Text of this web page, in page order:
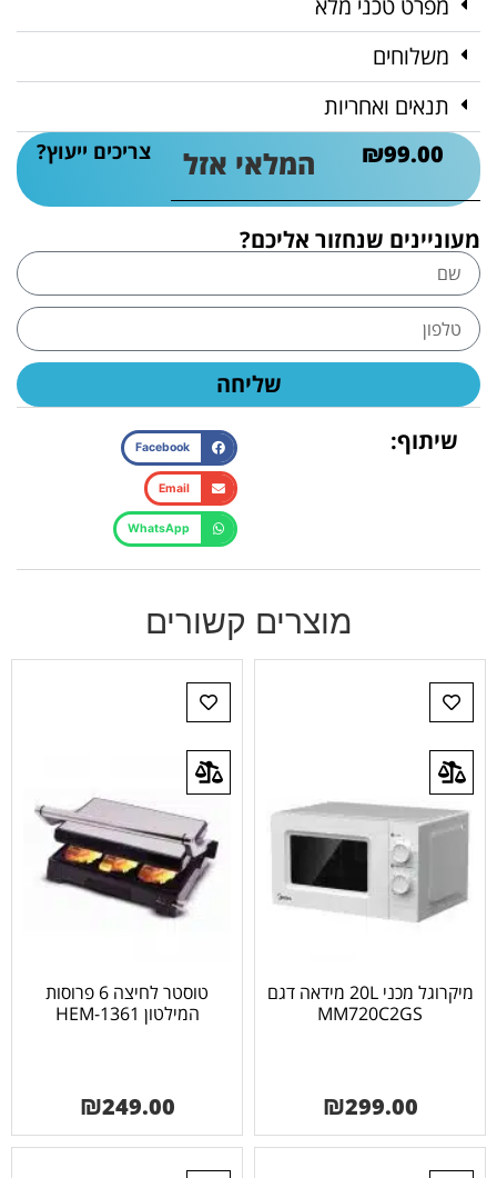
משלוחים
תנאים ואחריות
₪99.00 המלאי אזל צריכים ייעוץ?
מעוניינים שנחזור אליכם?
שליחה
שיתוף:
Facebook
Email
WhatsApp
מוצרים קשורים
מיקרוגל מכני 20L מידאה דגם
MM720C2GS
₪299.00
טוסטר לחיצה 6 פרוסות
המילטון HEM-1361
₪249.00